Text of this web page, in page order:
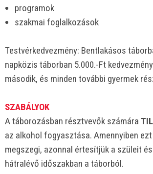
programok
szakmai foglalkozások
Testvérkedvezmény: Bentlakásos
napközis táborban 5.000.-Ft
második, és minden további gyermek
SZABÁLYOK
A táborozásban résztvevők számára
az alkohol fogyasztása. Amennyiben
megszegi, azonnal értesítjük a szüleit
hátralévő időszakban a táborból.